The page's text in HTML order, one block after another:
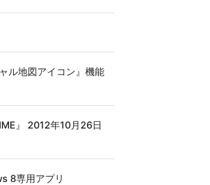
ル地図アイコン』機能
』 2012年10月26日
8専用アプリ